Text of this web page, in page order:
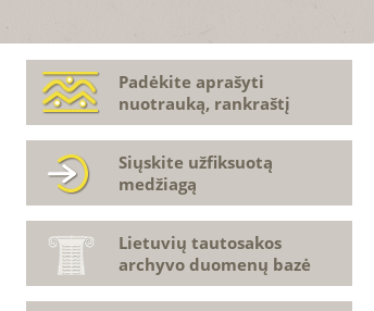
Padėkite aprašyti
nuotrauką, rankraštį
Siųskite užfiksuotą
medžiagą
Lietuvių tautosakos
archyvo duomenų bazė